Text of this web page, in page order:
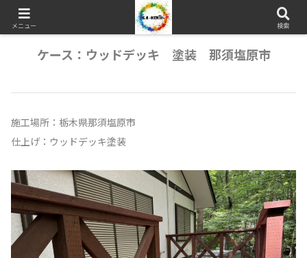
ケース：ウッドデッキ 塗装 那須塩原市
施工場所：栃木県那須塩原市
仕上げ：ウッドデッキ塗装
メニュー 検索